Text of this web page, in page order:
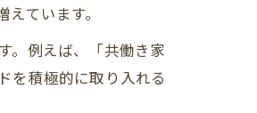
ています。
。例えば、「共働き家
を積極的に取り入れる